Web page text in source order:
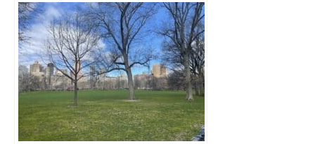
bluffé par l’ambiance de cette mégalopole